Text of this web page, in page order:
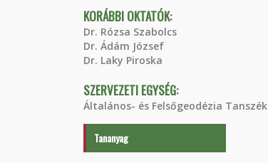
KORÁBBI OKTATÓK:
Dr. Rózsa Szabolcs
Dr. Ádám József
Dr. Laky Piroska
SZERVEZETI EGYSÉG:
Általános- és Felsőgeodézia Tanszék
Tananyag